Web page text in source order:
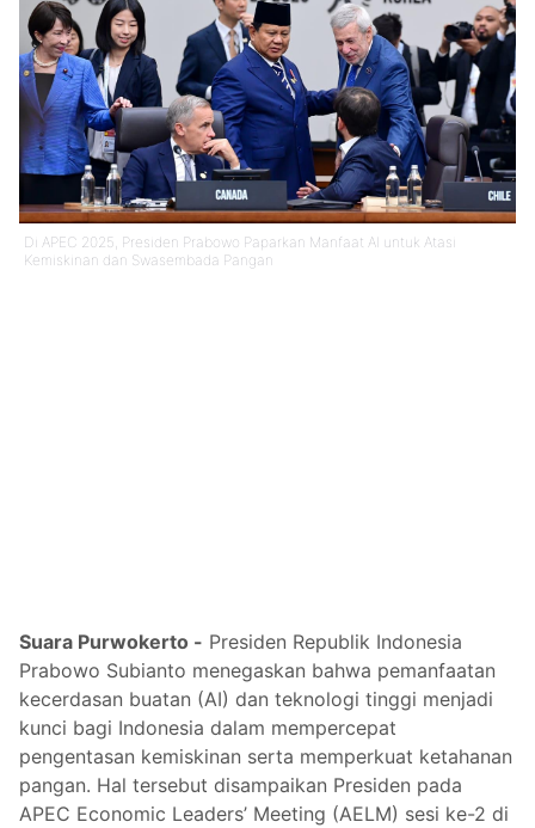
Di APEC 2025, Presiden Prabowo Paparkan Manfaat AI untuk Atasi
Kemiskinan dan Swasembada Pangan
Suara Purwokerto - Presiden Republik Indonesia
Prabowo Subianto menegaskan bahwa pemanfaatan
kecerdasan buatan (AI) dan teknologi tinggi menjadi
kunci bagi Indonesia dalam mempercepat
pengentasan kemiskinan serta memperkuat ketahanan
pangan. Hal tersebut disampaikan Presiden pada
APEC Economic Leaders’ Meeting (AELM) sesi ke-2 di